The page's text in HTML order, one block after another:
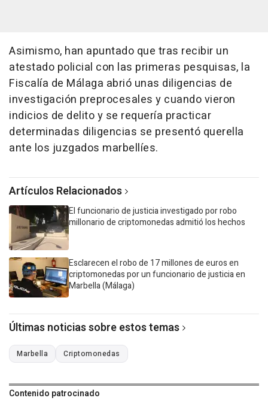
Asimismo, han apuntado que tras recibir un
atestado policial con las primeras pesquisas, la
Fiscalía de Málaga abrió unas diligencias de
investigación preprocesales y cuando vieron
indicios de delito y se requería practicar
determinadas diligencias se presentó querella
ante los juzgados marbellíes.
Artículos Relacionados
El funcionario de justicia investigado por robo
millonario de criptomonedas admitió los hechos
Esclarecen el robo de 17 millones de euros en
criptomonedas por un funcionario de justicia en
Marbella (Málaga)
Últimas noticias sobre estos temas
Marbella Criptomonedas
Contenido patrocinado